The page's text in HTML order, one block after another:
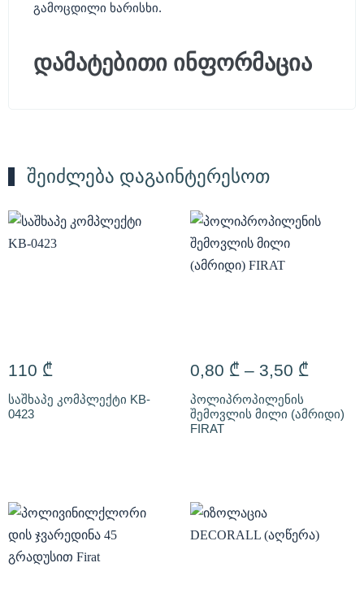
გამოცდილი ხარისხი.
დამატებითი ინფორმაცია
შეიძლება დაგაინტერესოთ
110 ₾
საშხაპე კომპლექტი KB-
0423
0,80 ₾ – 3,50 ₾
პოლიპროპილენის
შემოვლის მილი (ამრიდი)
FIRAT